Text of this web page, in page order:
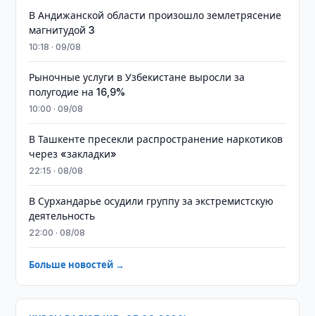
В Андижанской области произошло землетрясение
магнитудой 3
10:18 · 09/08
Рыночные услуги в Узбекистане выросли за
полугодие на 16,9%
10:00 · 09/08
В Ташкенте пресекли распространение наркотиков
через «закладки»
22:15 · 08/08
В Сурхандарье осудили группу за экстремистскую
деятельность
22:00 · 08/08
Больше новостей →